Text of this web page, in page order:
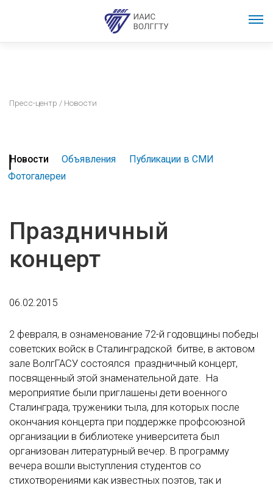
Пресс-центр / Новости
Новости Объявления
Публикации в СМИ
Фотогалереи
Праздничный
концерт
06.02.2015
2 февраля, в ознаменование 72-й годовщины победы
советских войск в Сталинградской битве, в актовом
зале ВолгГАСУ состоялся праздничный концерт,
посвященный этой знаменательной дате. На
мероприятие были приглашены дети военного
Сталинграда, труженики тыла, для которых после
окончания концерта при поддержке профсоюзной
организации в библиотеке университета был
организован литературный вечер. В программу
вечера вошли выступления студентов со
стихотворениями как известных поэтов, так и